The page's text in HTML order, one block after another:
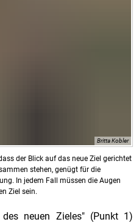
Britta Kobler
der Blick auf das neue Ziel gerichtet
stehen, genügt für die
In jedem Fall müssen die Augen
Ziel sein.
neuen Zieles" (Punkt 1)